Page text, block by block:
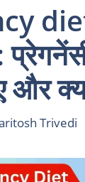
और
Trivedi